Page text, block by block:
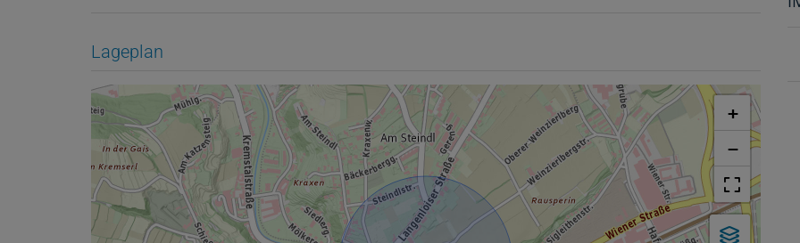
Lageplan
+
−